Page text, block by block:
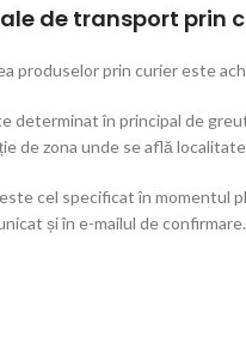
de transport prin
produselor prin curier este
determinat în principal de
de zona unde se află
cel specificat în momentul
și în e-mailul de confirmare.